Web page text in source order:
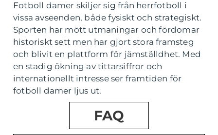
Fotboll damer skiljer sig från herrfotboll i
vissa avseenden, både fysiskt och strategiskt.
Sporten har mött utmaningar och fördomar
historiskt sett men har gjort stora framsteg
och blivit en plattform för jämställdhet. Med
en stadig ökning av tittarsiffror och
internationellt intresse ser framtiden för
fotboll damer ljus ut.
FAQ